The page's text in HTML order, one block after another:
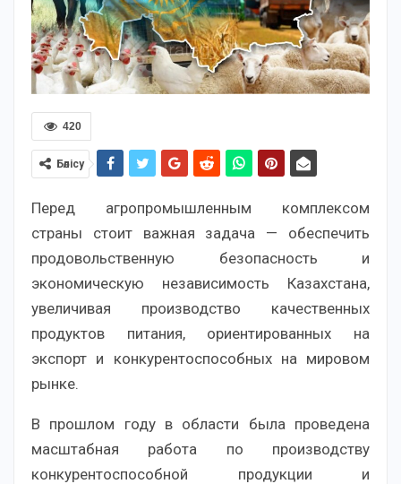
420
Бөлісу
Перед агропромышленным комплексом
страны стоит важная задача — обеспечить
продовольственную безопасность и
экономическую независимость Казахстана,
увеличивая производство качественных
продуктов питания, ориентированных на
экспорт и конкурентоспособных на мировом
рынке.
В прошлом году в области была проведена
масштабная работа по производству
конкурентоспособной продукции и